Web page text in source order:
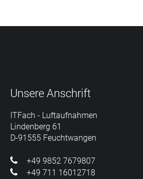
Unsere Anschrift
ITFach - Luftaufnahmen
Lindenberg 61
D-91555 Feuchtwangen
+49 9852 7679807
+49 711 16012718